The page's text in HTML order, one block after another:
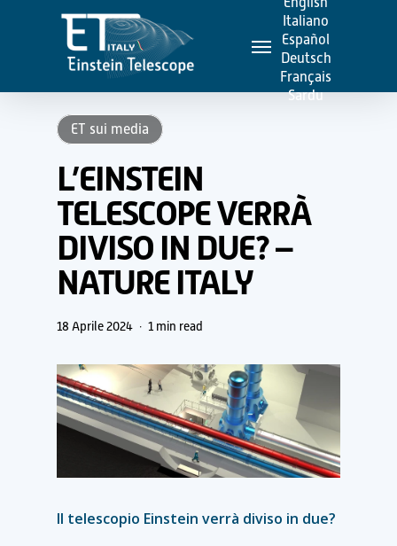
content
Menu
Italiano
Español
Deutsch
Français
Sardu
ET sui media
L’EINSTEIN
TELESCOPE VERRÀ
DIVISO IN DUE? –
NATURE ITALY
18 Aprile 2024 1 min read
Il telescopio Einstein verrà diviso in due?